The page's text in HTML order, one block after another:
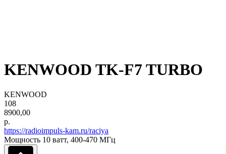
KENWOOD TK-F7 TURBO
KENWOOD
108
8900,00
р.
https://radioimpuls-kam.ru/raciya
Мощность 10 ватт, 400-470 МГц